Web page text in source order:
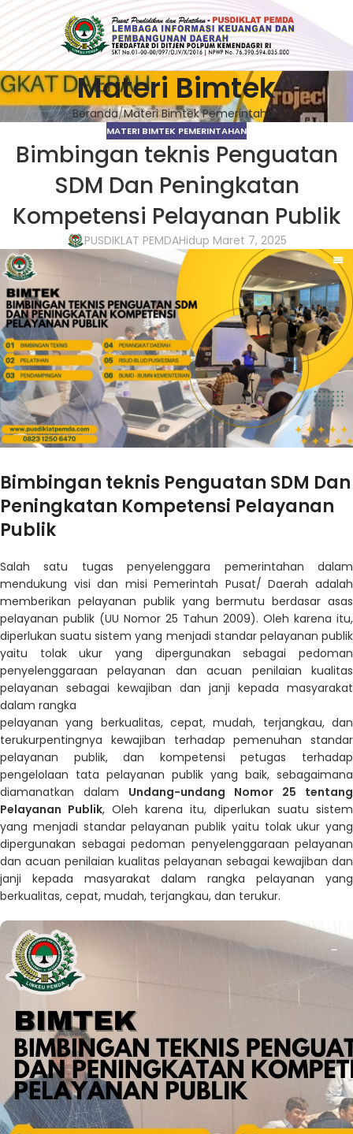
Materi Bimtek
Beranda Materi Bimtek Pemerintahan
MATERI BIMTEK PEMERINTAHAN
Bimbingan teknis Penguatan
SDM Dan Peningkatan
Kompetensi Pelayanan Publik
PUSDIKLAT PEMDAHidup Maret 7, 2025
Bimbingan teknis Penguatan SDM Dan
Peningkatan Kompetensi Pelayanan
Publik
Salah satu tugas penyelenggara pemerintahan dalam
mendukung visi dan misi Pemerintah Pusat/ Daerah adalah
memberikan pelayanan publik yang bermutu berdasar asas
pelayanan publik (UU Nomor 25 Tahun 2009). Oleh karena itu,
diperlukan suatu sistem yang menjadi standar pelayanan publik
yaitu tolak ukur yang dipergunakan sebagai pedoman
penyelenggaraan pelayanan dan acuan penilaian kualitas
pelayanan sebagai kewajiban dan janji kepada masyarakat
dalam rangka
pelayanan yang berkualitas, cepat, mudah, terjangkau, dan
terukurpentingnya kewajiban terhadap pemenuhan standar
pelayanan publik, dan kompetensi petugas terhadap
pengelolaan tata pelayanan publik yang baik, sebagaimana
diamanatkan dalam Undang-undang Nomor 25 tentang
Pelayanan Publik, Oleh karena itu, diperlukan suatu sistem
yang menjadi standar pelayanan publik yaitu tolak ukur yang
dipergunakan sebagai pedoman penyelenggaraan pelayanan
dan acuan penilaian kualitas pelayanan sebagai kewajiban dan
janji kepada masyarakat dalam rangka pelayanan yang
berkualitas, cepat, mudah, terjangkau, dan terukur.